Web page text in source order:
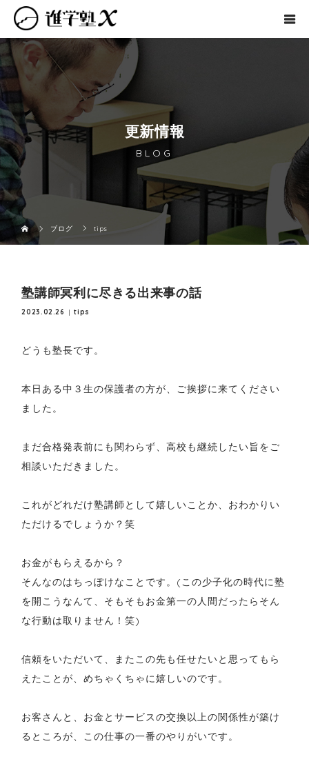
更新情報
BLOG
ブログ tips
塾講師冥利に尽きる出来事の話
2023.02.26 tips
どうも塾長です。
本日ある中３生の保護者の方が、ご挨拶に来てください
ました。
まだ合格発表前にも関わらず、高校も継続したい旨をご
相談いただきました。
これがどれだけ塾講師として嬉しいことか、おわかりい
ただけるでしょうか？笑
お金がもらえるから？
そんなのはちっぽけなことです。(この少子化の時代に塾
を開こうなんて、そもそもお金第一の人間だったらそん
な行動は取りません！笑)
信頼をいただいて、またこの先も任せたいと思ってもら
えたことが、めちゃくちゃに嬉しいのです。
お客さんと、お金とサービスの交換以上の関係性が築け
るところが、この仕事の一番のやりがいです。